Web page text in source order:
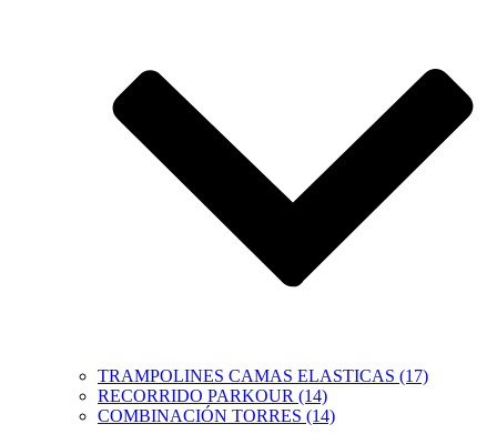
TRAMPOLINES CAMAS ELASTICAS (17)
RECORRIDO PARKOUR (14)
COMBINACIÓN TORRES (14)